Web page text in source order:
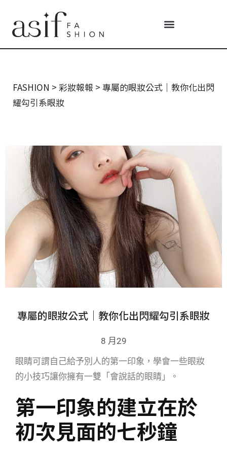
FASHION > 彩妝報報 > 專屬的眼妝公式｜教你化出閃
耀勾引系眼妝
專屬的眼妝公式｜教你化出閃耀勾引系眼妝
8 月29
眼睛可謂自己給予別人的第一印象，學會一些眼妝
的小技巧讓你擁有一雙「會說話的眼睛」。
第一印象的建立在於
初次見面的七秒鐘